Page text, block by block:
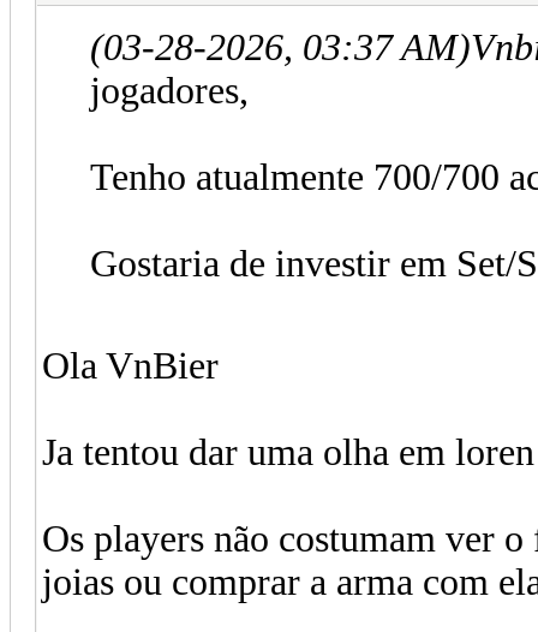
(03-28-2026, 03:37 AM)
jogadores,
Tenho atualmente 700/700
Gostaria de investir em Set/
Ola VnBier
Ja tentou dar uma olha em
Os players não costumam ver
joias ou comprar a arma com